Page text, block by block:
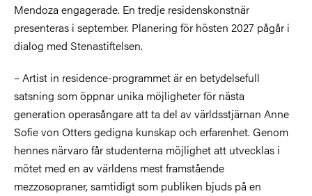
Mendoza engagerade. En tredje residenskonstnär
presenteras i september. Planering för hösten 2027 pågår i
dialog med Stenastiftelsen.
– Artist in residence-programmet är en betydelsefull
satsning som öppnar unika möjligheter för nästa
generation operasångare att ta del av världsstjärnan Anne
Sofie von Otters gedigna kunskap och erfarenhet. Genom
hennes närvaro får studenterna möjlighet att utvecklas i
mötet med en av världens mest framstående
mezzosopraner, samtidigt som publiken bjuds på en